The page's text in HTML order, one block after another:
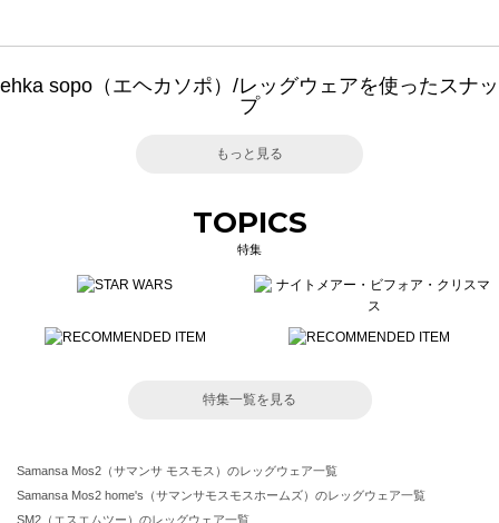
ehka sopo（エヘカソポ）/レッグウェアを使ったスナッ
プ
もっと見る
TOPICS
特集
特集一覧を見る
Samansa Mos2（サマンサ モスモス）のレッグウェア一覧
Samansa Mos2 home's（サマンサモスモスホームズ）のレッグウェア一覧
SM2（エスエムツー）のレッグウェア一覧